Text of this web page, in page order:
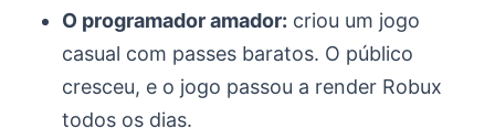
O programador amador: criou um jogo
casual com passes baratos. O público
cresceu, e o jogo passou a render Robux
todos os dias.